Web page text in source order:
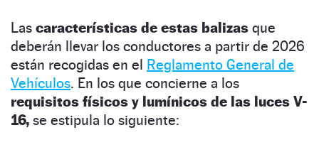
Las características de estas balizas que
deberán llevar los conductores a partir de 2026
están recogidas en el Reglamento General de
Vehículos. En los que concierne a los
requisitos físicos y lumínicos de las luces V-
16, se estipula lo siguiente: